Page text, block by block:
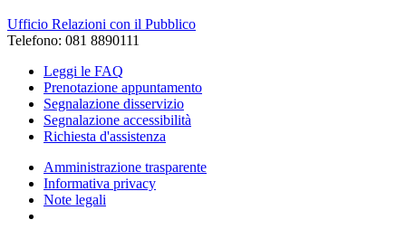
Ufficio Relazioni con il Pubblico
Telefono: 081 8890111
Leggi le FAQ
Prenotazione appuntamento
Segnalazione disservizio
Segnalazione accessibilità
Richiesta d'assistenza
Amministrazione trasparente
Informativa privacy
Note legali